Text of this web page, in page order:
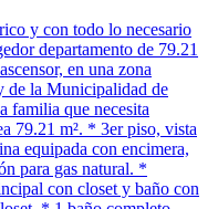
y con todo lo necesario
departamento de 79.21
en una zona
de la Municipalidad de
familia que necesita
79.21 m². * 3er piso, vista
equipada con encimera,
para gas natural. *
con closet y baño con